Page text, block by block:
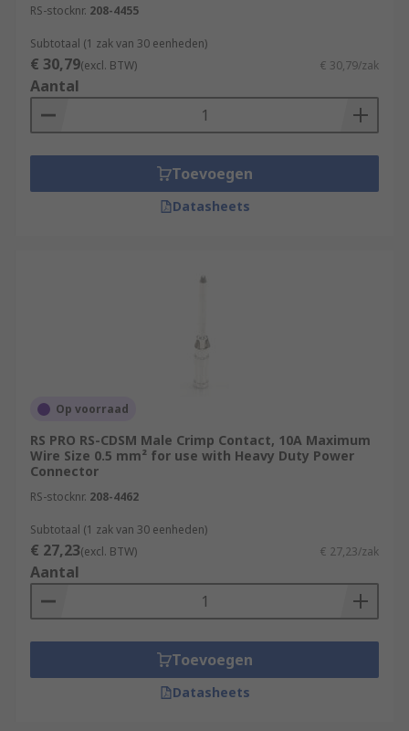
RS-stocknr. 208-4455
Subtotaal (1 zak van 30 eenheden)
€ 30,79(excl. BTW) € 30,79/zak
Aantal
Toevoegen
Datasheets
Op voorraad
RS PRO RS-CDSM Male Crimp Contact, 10A Maximum
Wire Size 0.5 mm² for use with Heavy Duty Power
Connector
RS-stocknr. 208-4462
Subtotaal (1 zak van 30 eenheden)
€ 27,23(excl. BTW) € 27,23/zak
Aantal
Toevoegen
Datasheets